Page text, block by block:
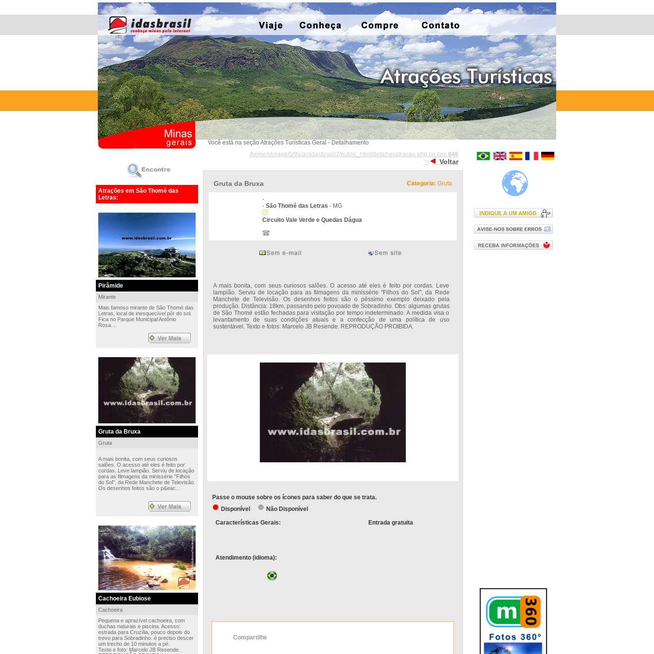
Atrações em São Thomé das
Letras:
Pirâmide
Mirante
Mais famoso mirante de São Thomé das
Letras, local de inesquecível pôr do sol.
Fica no Parque Municipal Antônio
Rosa....
Gruta da Bruxa
Gruta
A mais bonita, com seus curiosos
salões. O acesso até eles é feito por
cordas. Leve lampião. Serviu de locação
para as filmagens da minissérie "Filhos
do Sol", da Rede Manchete de Televisão.
Os desenhos feitos são o p&eac...
Cachoeira Eubiose
Cachoeira
Pequena e aprazível cachoeira, com
duchas naturais e piscina. Acesso:
estrada para Cruzília, pouco depois do
trevo para Sobradinho. é preciso descer
um trecho de 10 minutos a pé.
Texto e foto: Marcelo JB Resende.
Você está na seção Atrações Turísticas Geral - Detalhamento
/home/storage/0/9a/ac/idasbrasil2/public_html/detalhesatracao.php on line 846
">
Voltar
Gruta da Bruxa Categoria: Gruta
-
- São Thomé das Letras - MG
Circuito Vale Verde e Quedas Dágua
A mais bonita, com seus curiosos salões. O acesso até eles é feito por cordas. Leve
lampião. Serviu de locação para as filmagens da minissérie "Filhos do Sol", da Rede
Manchete de Televisão. Os desenhos feitos são o péssimo exemplo deixado pela
produção. Distância: 18km, passando pelo povoado de Sobradinho. Obs: algumas grutas
de São Thomé estão fechadas para visitação por tempo indeterminado. A medida visa o
levantamento de suas condições atuais e a confecção de uma política de uso
sustentável. Texto e fotos: Marcelo JB Resende. REPRODUÇÃO PROIBIDA.
Passe o mouse sobre os ícones para saber do que se trata.
Disponível
Não Disponível
Características Gerais:
Atendimento (idioma):
Entrada gratuita
Compartilhe